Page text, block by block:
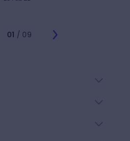
01 / 09